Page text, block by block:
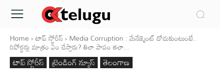
Home టాప్ స్టోరీస్ Media Corruption : మేనేజ్మెంట్ దోచుకుంటుంటే..
రిపోర్టర్లు మాత్రం ఏం చేస్తారు? తిలా పాపం తలా...
టాప్ స్టోరీస్ ట్రెండింగ్ న్యూస్ తెలంగాణ